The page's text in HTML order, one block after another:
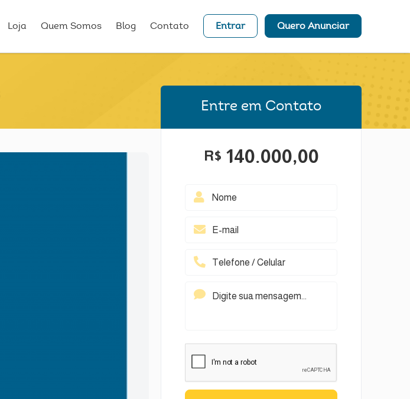
Loja Quem Somos Blog Contato Entrar Quero Anunciar
Entre em Contato
R$ 140.000,00